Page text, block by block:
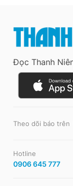
Đọc Thanh
Theo dõi báo trên
Hotline
0906 645 777